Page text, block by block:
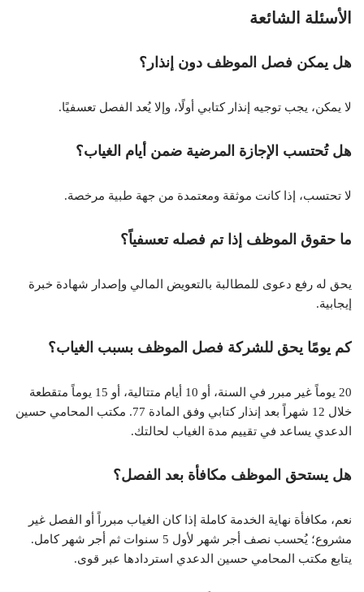
الأسئلة الشائعة
هل يمكن فصل الموظف دون إنذار؟
لا يمكن، يجب توجيه إنذار كتابي أولًا، وإلا يُعد الفصل تعسفيًا.
هل تُحتسب الإجازة المرضية ضمن أيام الغياب؟
لا تحتسب، إذا كانت موثقة ومعتمدة من جهة طبية مرخصة.
ما حقوق الموظف إذا تم فصله تعسفياً؟
يحق له رفع دعوى للمطالبة بالتعويض المالي وإصدار شهادة خبرة
إيجابية.
كم يومًا يحق للشركة فصل الموظف بسبب الغياب؟
20 يوماً غير مبرر في السنة، أو 10 أيام متتالية، أو 15 يوماً متقطعة
خلال 12 شهراً بعد إنذار كتابي وفق المادة 77. مكتب المحامي حسين
الدعدي يساعد في تقييم مدة الغياب لحالتك.​
هل يستحق الموظف مكافأة بعد الفصل؟
نعم، مكافأة نهاية الخدمة كاملة إذا كان الغياب مبرراً أو الفصل غير
مشروع؛ يُحسب نصف أجر شهر لأول 5 سنوات ثم أجر شهر كامل.
يتابع مكتب المحامي حسين الدعدي استردادها عبر قوى.​